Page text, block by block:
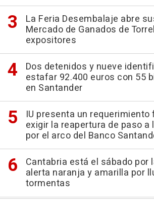
La Feria Desembalaje abre
Mercado de Ganados de
expositores
Dos detenidos y nueve
estafar 92.400 euros con 55
en Santander
IU presenta un requerimiento
exigir la reapertura de paso
por el arco del Banco
Cantabria está el sábado por
alerta naranja y amarilla por
tormentas